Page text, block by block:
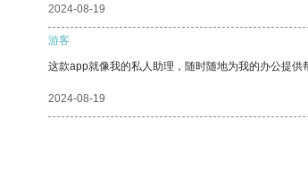
2024-08-19
游客
这款app就像我的私人助理，随时随地为我的办公提供
2024-08-19